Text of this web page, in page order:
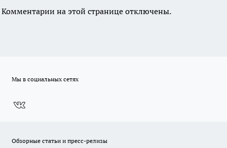
Комментарии на этой странице отключены.
Мы в социальных сетях
Обзорные статьи и пресс-релизы